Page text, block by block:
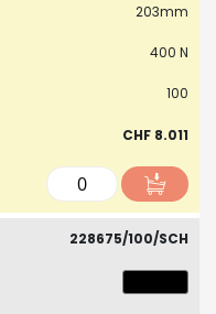
203mm
400 N
100
CHF 8.011
228675/100/SCH